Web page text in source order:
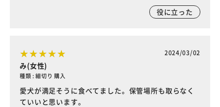
役に立った
2024/03/02
み(女性)
種類 : 細切り 購入
愛犬が満足そうに食べてました。保管場所も取らなく
ていいと思います。